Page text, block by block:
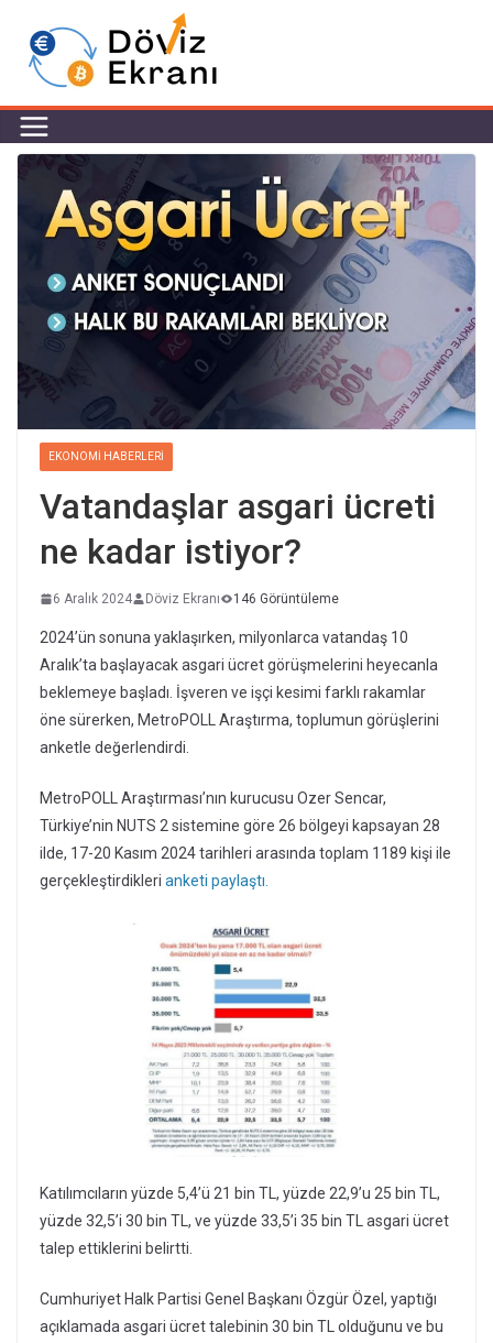
EKONOMI HABERLERI
Vatandaşlar asgari ücreti
ne kadar istiyor?
6 Aralık 2024 Döviz Ekranı 146 Görüntüleme
2024’ün sonuna yaklaşırken, milyonlarca vatandaş 10
Aralık’ta başlayacak asgari ücret görüşmelerini heyecanla
beklemeye başladı. İşveren ve işçi kesimi farklı rakamlar
öne sürerken, MetroPOLL Araştırma, toplumun görüşlerini
anketle değerlendirdi.
MetroPOLL Araştırması’nın kurucusu Ozer Sencar,
Türkiye’nin NUTS 2 sistemine göre 26 bölgeyi kapsayan 28
ilde, 17-20 Kasım 2024 tarihleri arasında toplam 1189 kişi ile
gerçekleştirdikleri anketi paylaştı.
Katılımcıların yüzde 5,4’ü 21 bin TL, yüzde 22,9’u 25 bin TL,
yüzde 32,5’i 30 bin TL, ve yüzde 33,5’i 35 bin TL asgari ücret
talep ettiklerini belirtti.
Cumhuriyet Halk Partisi Genel Başkanı Özgür Özel, yaptığı
açıklamada asgari ücret talebinin 30 bin TL olduğunu ve bu